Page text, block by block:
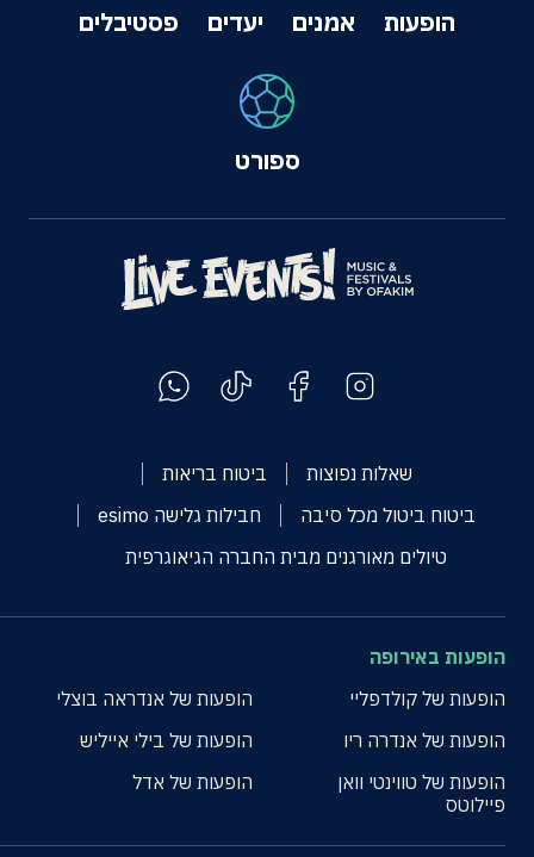
הופעות אמנים יעדים פסטיבלים
ספורט
שאלות נפוצות
ביטוח בריאות
ביטוח ביטול מכל סיבה
חבילות גלישה esimo
טיולים מאורגנים מבית החברה הגיאוגרפית
הופעות באירופה
הופעות של קולדפליי
הופעות של אנדראה בוצלי
הופעות של אנדרה ריו
הופעות של בילי אייליש
הופעות של טווינטי וואן
פיילוטס
הופעות של אדל